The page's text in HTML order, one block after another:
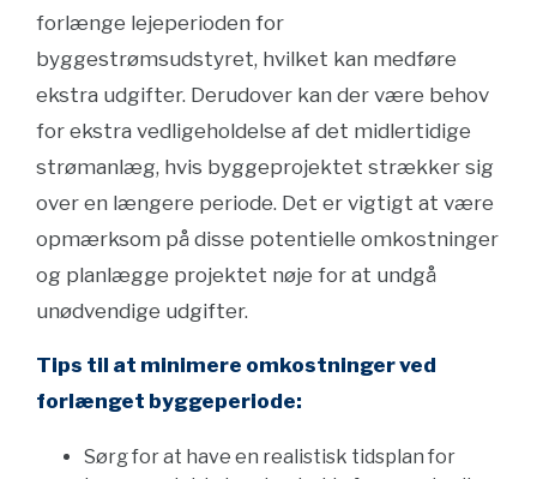
forlænge lejeperioden for
byggestrømsudstyret, hvilket kan medføre
ekstra udgifter. Derudover kan der være behov
for ekstra vedligeholdelse af det midlertidige
strømanlæg, hvis byggeprojektet strækker sig
over en længere periode. Det er vigtigt at være
opmærksom på disse potentielle omkostninger
og planlægge projektet nøje for at undgå
unødvendige udgifter.
Tips til at minimere omkostninger ved
forlænget byggeperiode:
Sørg for at have en realistisk tidsplan for